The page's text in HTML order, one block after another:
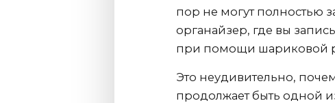
пор не могут полностью
органайзер, где вы
при помощи шариковой
Это неудивительно,
продолжает быть одной